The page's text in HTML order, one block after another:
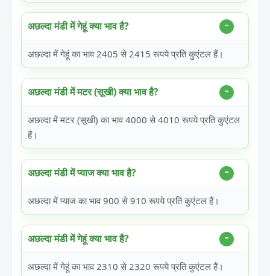
अछल्दा मंडी में गेहूं क्या भाव है?
अछल्दा में गेहूं का भाव 2405 से 2415 रूपये प्रति कुएंटल हैं।
अछल्दा मंडी में मटर (सूखी) क्या भाव है?
अछल्दा में मटर (सूखी) का भाव 4000 से 4010 रूपये प्रति कुएंटल
हैं।
अछल्दा मंडी में प्याज क्या भाव है?
अछल्दा में प्याज का भाव 900 से 910 रूपये प्रति कुएंटल हैं।
अछल्दा मंडी में गेहूं क्या भाव है?
अछल्दा में गेहूं का भाव 2310 से 2320 रूपये प्रति कुएंटल हैं।